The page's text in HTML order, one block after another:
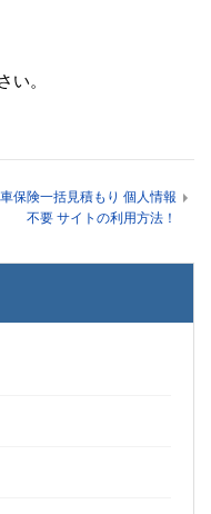
い。
保険一括見積もり 個人情報
不要 サイトの利用方法！